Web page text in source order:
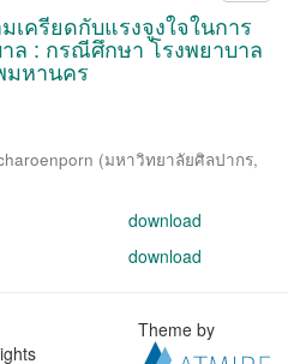
ครียดกับแรงจูงใจในการ
ล : กรณีศึกษา โรงพยาบาล
มหานคร
(มหาวิทยาลัยศิลปากร,
download
download
Theme by